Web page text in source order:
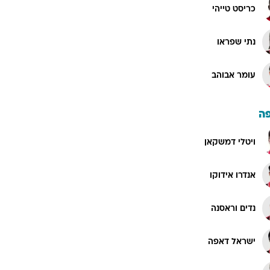
כריסט טייהי
נתי שפראו
עומר אבוהב
ויטלי דמשקאן
אנדרו אידוקו
נדים וראסנה
ישראל דאפה